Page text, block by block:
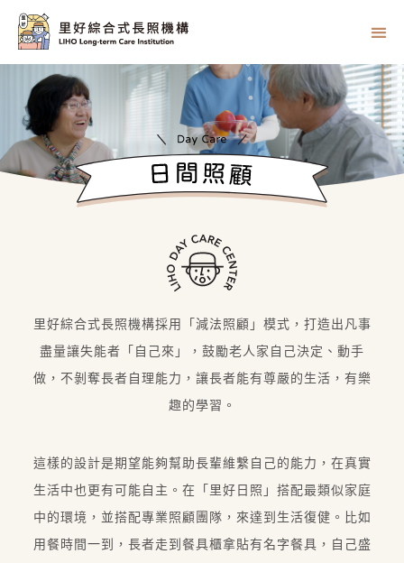
里好綜合式長照機構採用「減法照顧」模式，打造出凡事
盡量讓失能者「自己來」，鼓勵老人家自己決定、動手
做，不剝奪長者自理能力，讓長者能有尊嚴的生活，有樂
趣的學習。
這樣的設計是期望能夠幫助長輩維繫自己的能力，在真實
生活中也更有可能自主。在「里好日照」搭配最類似家庭
中的環境，並搭配專業照顧團隊，來達到生活復健。比如
用餐時間一到，長者走到餐具櫃拿貼有名字餐具，自己盛